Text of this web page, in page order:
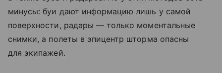
минусы: буи дают информацию лишь у самой
поверхности, радары — только моментальные
снимки, а полеты в эпицентр шторма опасны
для экипажей.